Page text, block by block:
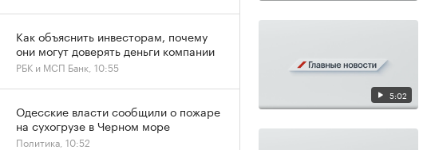
5:02
Как объяснить инвесторам, почему
они могут доверять деньги компании
РБК и МСП Банк, 10:55
Одесские власти сообщили о пожаре
на сухогрузе в Черном море
Политика, 10:52